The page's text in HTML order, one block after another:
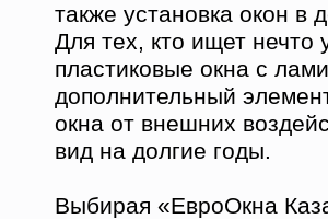
также установка окон в
Для тех, кто ищет
пластиковые окна с
дополнительный
окна от внешних
вид на долгие годы.
Выбирая «ЕвроОкна